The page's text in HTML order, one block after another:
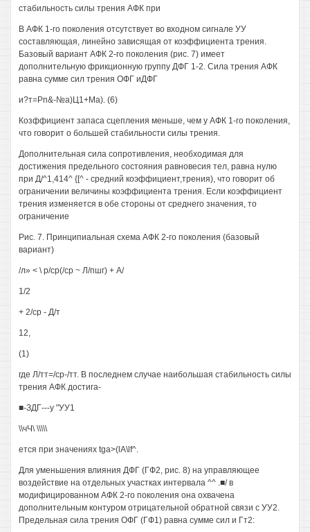
стабильность силы трения АФК при
В АФК 1-го поколения отсутствует во входном сигнале УУ
составляющая, линейно зависящая от коэффициента трения.
Базовый вариант АФК 2-го поколения (рис. 7) имеет
дополнительную фрикционную группу ДФГ 1-2. Сила трения АФК
равна сумме сил трения ОФГ иДФГ
и?т=Рп&-№а)Ц1+Ма). (6)
Козффициент запаса сцепления меньше, чем у АФК 1-го поколения,
что говорит о большей стабильности силы трения.
Дополнительная сила сопротивления, необходимая для
достижения предельного состояния равновесия тел, равна нулю
при Д/^1,414^ {[^ - средний коэффициент,трения), что говорит об
ограничении величины коэффициента трения. Если коэффициент
трения изменяется в обе стороны от среднего значения, то
ограничение
Рис. 7. Принципиальная схема АФК 2-го поколения (базовый
вариант)
/л» < \ р/ср(/ср ~ Л/пшг) + А/
1/2
+ 2/ср - Д/т
12,
(1)
где Л/тт=/ср-/тт. В последнем случае наибольшая стабильность силы
трения АФК достига-
■-ЗДГ---у "УУ1
\\чЧ\ \\\\\
ется при значениях tga>(lA\lf^.
Для уменьшения влияния ДФГ (ГФ2, рис. 8) на управляющее
воздействие на отдельных участках интервала ^^ .■/ в
модифицированном АФК 2-го поколения она охвачена
дополнительным контуром отрицательной обратной связи с УУ2.
Предельная сила трения ОФГ (ГФ1) равна сумме сил и Гт2: